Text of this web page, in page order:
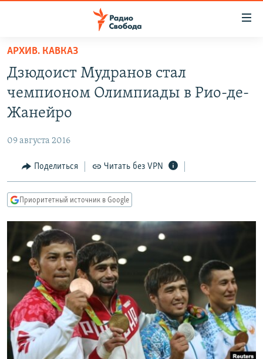
упрощенного
доступа
основному
Вернутся
Вернутся
ПОДКАСТЫ
АВТОРСКИЕ ПРОЕКТЫ
МНЕНИЯ
КУЛЬТУРА
КАВКАЗ.РЕАЛИИ
СЕВЕР.РЕАЛИИ
СИБИРЬ.РЕАЛИИ
РАСПИСАНИЕ ВЕЩАНИЯ
ПОДПИШИТЕСЬ НА РАССЫЛКУ
СОЦИАЛЬНЫЕ СЕТИ
АРХИВ. КАВКАЗ
Дзюдоист Мудранов стал
чемпионом Олимпиады в Рио-де-
Жанейро
09 августа 2016
Поделиться Читать без VPN
Приоритетный источник в Google